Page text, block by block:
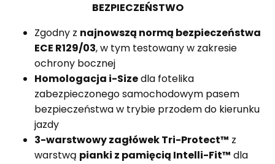
BEZPIECZEŃSTWO
Zgodny z najnowszą normą bezpieczeństwa
ECE R129/03, w tym testowany w zakresie
ochrony bocznej
Homologacja i-Sizedla fotelika
zabezpieczonego samochodowym pasem
bezpieczeństwa w trybie przodem do kierunku
jazdy
3-warstwowy zagłówek Tri-Protect™ z
warstwą pianki z pamięcią Intelli-Fit™ dla